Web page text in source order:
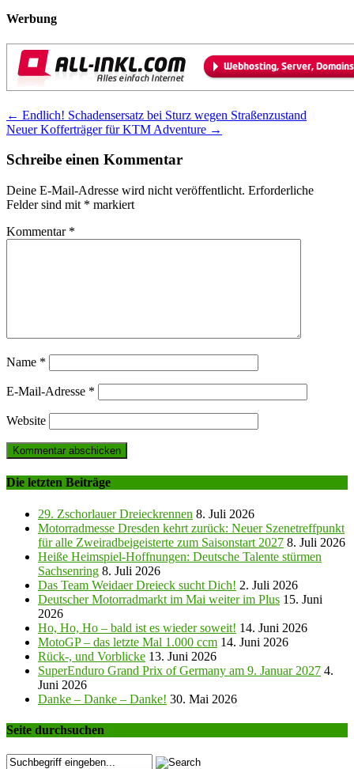
Werbung
Post
navigation
← Endlich! Schadensersatz bei Sturz wegen Straßenzustand
Neuer Kofferträger für KTM Adventure →
Schreibe einen Kommentar
Deine E-Mail-Adresse wird nicht veröffentlicht. Erforderliche
Felder sind mit * markiert
Kommentar *
Name *
E-Mail-Adresse *
Website
Die letzten Beiträge
29. Zschorlauer Dreieckrennen 8. Juli 2026
Motorradmesse Dresden kehrt zurück: Neuer Szenetreffpunkt
für alle Zweiradbeigeisterte zum Saisonstart 2027 8. Juli 2026
Heiße Heimspiel-Hoffnungen: Deutsche Talente stürmen
Sachsenring 8. Juli 2026
Das Team Weidaer Dreieck sucht Dich! 2. Juli 2026
Deutscher Motorradmarkt im Mai weiter im Plus 15. Juni
2026
Ho, Ho, Ho – bald ist es wieder soweit! 14. Juni 2026
MotoGP – das letzte Mal 1.000 ccm 14. Juni 2026
Rück-, und Vorblicke 13. Juni 2026
SuperEnduro Grand Prix of Germany am 9. Januar 2027 4.
Juni 2026
Danke – Danke – Danke! 30. Mai 2026
Seite durchsuchen